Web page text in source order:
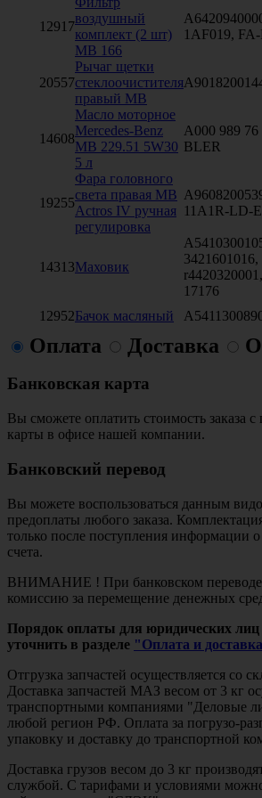
12917
воздушный
комплект (2 шт)
MB 166
1AF019, FA-
20557
Рычаг щетки
стеклоочистителя
правый MB
14608
Масло моторное
Mercedes-Benz
МB 229.51 5W30
5 л
A000 989 76
BLER
19255
Фара головного
света правая MB
Actros IV ручная
регулировка
11A1R-LD-
14313Маховик
3421601016,
17176
12952Бачок масляный
Оплата Доставка
Банковская карта
Вы сможете оплатить стоимость заказа
карты в офисе нашей компании.
Банковский перевод
Вы можете воспользоваться данным
предоплаты любого заказа.
только после поступления информации
счета.
ВНИМАНИЕ ! При банковском переводе
комиссию за перемещение денежных
Порядок оплаты для юридических
уточнить в разделе "Оплата и
Отгрузка запчастей осуществляется со
Доставка запчастей МАЗ весом от 3 кг
транспортными компаниями "Деловые
любой регион РФ. Оплата за погрузо-
упаковку и доставку до транспортной
Доставка грузов весом до 3 кг
службой. С тарифами и условиями